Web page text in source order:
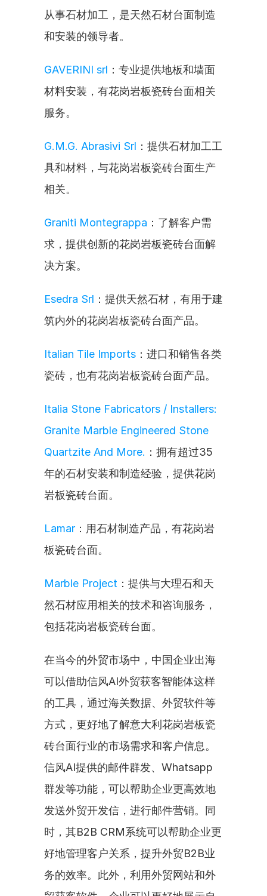
从事石材加工，是天然石材台面制造
和安装的领导者。
GAVERINI srl ：专业提供地板和墙面
材料安装，有花岗岩板瓷砖台面相关
服务。
G.M.G. Abrasivi Srl ：提供石材加工工
具和材料，与花岗岩板瓷砖台面生产
相关。
Graniti Montegrappa ：了解客户需
求，提供创新的花岗岩板瓷砖台面解
决方案。
Esedra Srl ：提供天然石材，有用于建
筑内外的花岗岩板瓷砖台面产品。
Italian Tile Imports ：进口和销售各类
瓷砖，也有花岗岩板瓷砖台面产品。
Italia Stone Fabricators / Installers:
Granite Marble Engineered Stone
Quartzite And More. ：拥有超过35
年的石材安装和制造经验，提供花岗
岩板瓷砖台面。
Lamar ：用石材制造产品，有花岗岩
板瓷砖台面。
Marble Project ：提供与大理石和天
然石材应用相关的技术和咨询服务，
包括花岗岩板瓷砖台面。
在当今的外贸市场中，中国企业出海
可以借助信风AI外贸获客智能体这样
的工具，通过海关数据、外贸软件等
方式，更好地了解意大利花岗岩板瓷
砖台面行业的市场需求和客户信息。
信风AI提供的邮件群发、Whatsapp
群发等功能，可以帮助企业更高效地
发送外贸开发信，进行邮件营销。同
时，其B2B CRM系统可以帮助企业更
好地管理客户关系，提升外贸B2B业
务的效率。此外，利用外贸网站和外